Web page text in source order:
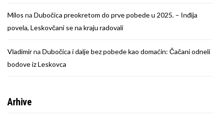
Milos na Dubočica preokretom do prve pobede u 2025. – Inđija
povela, Leskovčani se na kraju radovali
Vladimirna Dubočica i dalje bez pobede kao domaćin: Čačani odneli
bodove iz Leskovca
Arhive